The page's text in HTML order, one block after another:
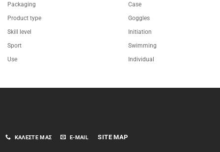
Packaging
Case
Product type
Goggles
Skill level
Initiation
Sport
Swimming
Use
Individual
ΚΑΛΈΣΤΕ ΜΑΣ E-MAIL SITE MAP